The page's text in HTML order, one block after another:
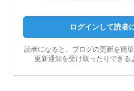
ログインして読者
読者になると、ブログの更新を簡
更新通知を受け取ったりできる